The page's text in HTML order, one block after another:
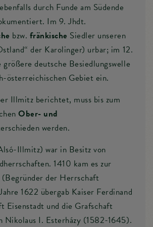
durch Funde am Südende
Im 9. Jhdt.
bzw. fränkische Siedler unseren
der Karolinger) urbar; im 12.
deutsche Besiedlungswelle
österreichischen Gebiet ein.
Illmitz berichtet, muss bis zum
Ober- und
werden.
Illmitz) war in Besitz von
1410 kam es zur
(Begründer der Herrschaft
1622 übergab Kaiser Ferdinand
Eisenstadt und die Grafschaft
Nikolaus I. Esterházy (1582-1645).